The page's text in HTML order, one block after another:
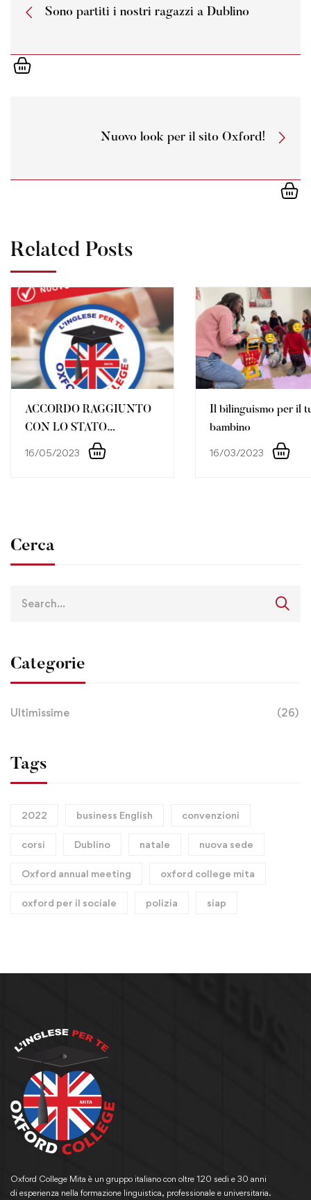
Sono partiti i nostri ragazzi a Dublino
Nuovo look per il sito Oxford!
Related Posts
ACCORDO RAGGIUNTO
CON LO STATO
MAGGIORE DELLA
16/05/2023
Il bilinguismo per il
bambino
16/03/2023
Cerca
Categorie
Ultimissime (26)
Tags
2022 business English convenzioni
corsi Dublino natale nuova sede
Oxford annual meeting oxford college mita
oxford per il sociale polizia siap
Oxford College Mita è un gruppo italiano con oltre 120 sedi e 30 anni
di esperienza nella formazione linguistica, professionale e universitaria.